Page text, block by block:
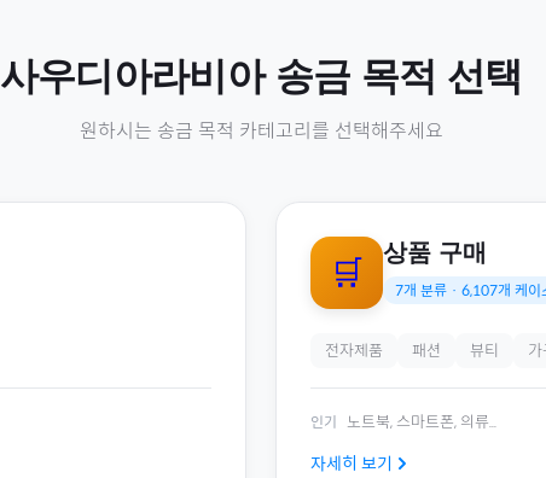
사우디아라비아송금 목적 선택
원하시는 송금 목적 카테고리를 선택해주세요
🛒 상품 구매
7개 분류 · 6,107개 케이
전자제품 패션 뷰티
인기 노트북, 스마트폰, 의류...
자세히 보기